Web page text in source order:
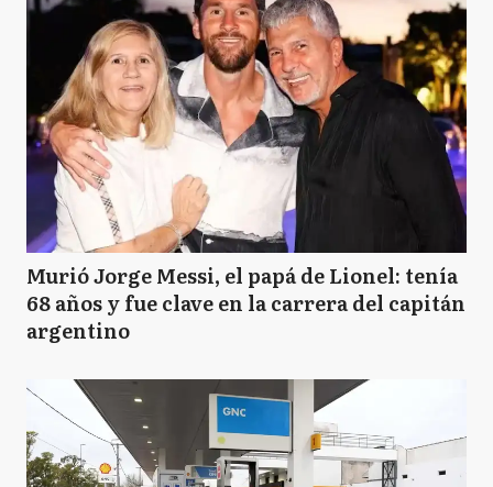
Murió Jorge Messi, el papá de Lionel: tenía
68 años y fue clave en la carrera del capitán
argentino